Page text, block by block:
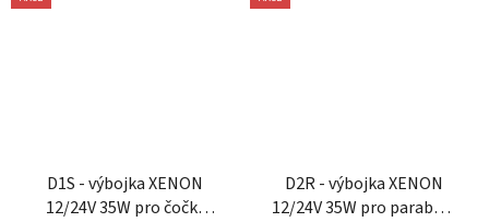
D1S - výbojka XENON
12/24V 35W pro čočky
D2R - výbojka XENON
12/24V 35W pro parabolu